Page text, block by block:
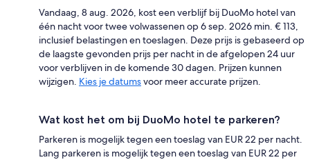
Vandaag, 8 aug. 2026, kost een verblijf bij DuoMo hotel van
één nacht voor twee volwassenen op 6 sep. 2026 min. € 113,
inclusief belastingen en toeslagen. Deze prijs is gebaseerd op
de laagste gevonden prijs per nacht in de afgelopen 24 uur
voor verblijven in de komende 30 dagen. Prijzen kunnen
wijzigen. Kies je datumsvoor meer accurate prijzen.
Wat kost het om bij DuoMo hotel te parkeren?
Parkeren is mogelijk tegen een toeslag van EUR 22 per nacht.
Lang parkeren is mogelijk tegen een toeslag van EUR 22 per